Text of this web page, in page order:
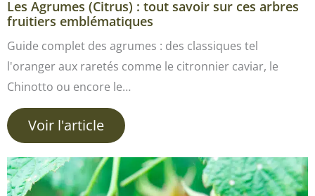
Les Agrumes (Citrus) : tout savoir sur ces arbres
fruitiers emblématiques
Guide complet des agrumes : des classiques tel
l'oranger aux raretés comme le citronnier caviar, le
Chinotto ou encore le…
Voir l'article